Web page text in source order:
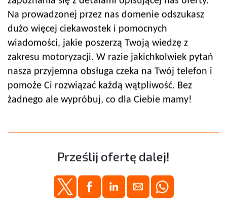
Na prowadzonej przez nas domenie odszukasz
dużo więcej ciekawostek i pomocnych
wiadomości, jakie poszerzą Twoją wiedzę z
zakresu motoryzacji. W razie jakichkolwiek pytań
nasza przyjemna obsługa czeka na Twój telefon i
pomoże Ci rozwiązać każdą wątpliwość. Bez
żadnego ale wypróbuj, co dla Ciebie mamy!
Prześlij ofertę dalej!